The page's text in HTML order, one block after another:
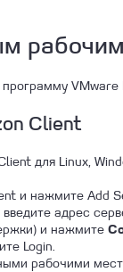
Client
для Linux,
и нажмите Add
адрес
и нажмите
Login.
рабочими